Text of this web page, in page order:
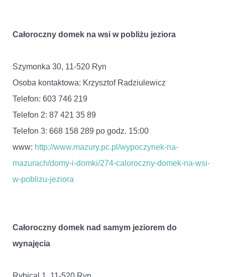
Całoroczny domek na wsi w pobliżu jeziora
Szymonka 30, 11-520 Ryn
Osoba kontaktowa: Krzysztof Radziulewicz
Telefon: 603 746 219
Telefon 2: 87 421 35 89
Telefon 3: 668 158 289 po godz. 15:00
www: http://www.mazury.pc.pl/wypoczynek-na-
mazurach/domy-i-domki/274-caloroczny-domek-na-wsi-
w-poblizu-jeziora
Całoroczny domek nad samym jeziorem do
wynajęcia